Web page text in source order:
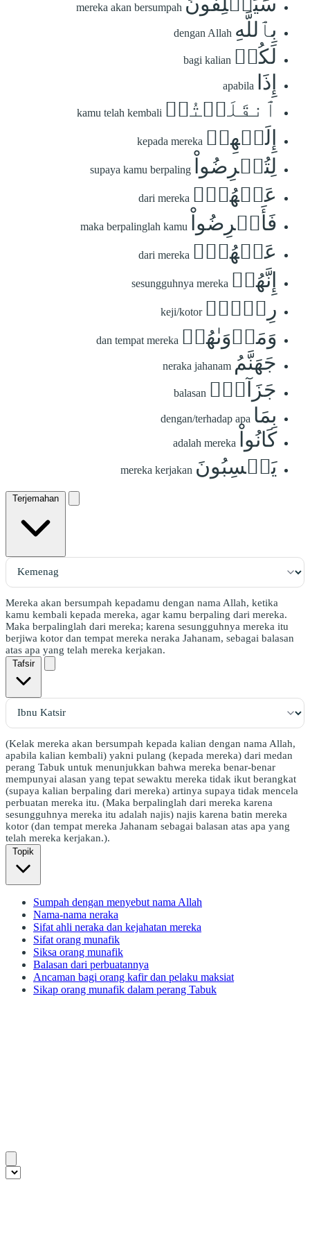
mereka akan bersumpah
بِٱللَّهِ dengan Allah
لَكُمۡ bagi kalian
إِذَا apabila
ٱنقَلَبۡتُمۡ kamu telah kembali
إِلَيۡهِمۡ kepada mereka
لِتُعۡرِضُواْ supaya kamu berpaling
عَنۡهُمۡۖ dari mereka
فَأَعۡرِضُواْ maka berpalinglah kamu
عَنۡهُمۡۖ dari mereka
إِنَّهُمۡ sesungguhnya mereka
رِجۡسٞۖ keji/kotor
وَمَأۡوَىٰهُمۡ dan tempat mereka
جَهَنَّمُ neraka jahanam
جَزَآءَۢ balasan
بِمَا dengan/terhadap apa
كَانُواْ adalah mereka
يَكۡسِبُونَ mereka kerjakan
Terjemahan
Mereka akan bersumpah kepadamu dengan nama Allah, ketika
kamu kembali kepada mereka, agar kamu berpaling dari mereka.
Maka berpalinglah dari mereka; karena sesungguhnya mereka itu
berjiwa kotor dan tempat mereka neraka Jahanam, sebagai balasan
atas apa yang telah mereka kerjakan.
Tafsir
(Kelak mereka akan bersumpah kepada kalian dengan nama Allah,
apabila kalian kembali) yakni pulang (kepada mereka) dari medan
perang Tabuk untuk menunjukkan bahwa mereka benar-benar
mempunyai alasan yang tepat sewaktu mereka tidak ikut berangkat
(supaya kalian berpaling dari mereka) artinya supaya tidak mencela
perbuatan mereka itu. (Maka berpalinglah dari mereka karena
sesungguhnya mereka itu adalah najis) najis karena batin mereka
kotor (dan tempat mereka Jahanam sebagai balasan atas apa yang
telah mereka kerjakan.).
Topik
Sumpah dengan menyebut nama Allah
Nama-nama neraka
Sifat ahli neraka dan kejahatan mereka
Sifat orang munafik
Siksa orang munafik
Balasan dari perbuatannya
Ancaman bagi orang kafir dan pelaku maksiat
Sikap orang munafik dalam perang Tabuk